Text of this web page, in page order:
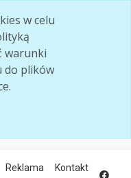
w celu
warunki
do plików
Reklama Kontakt